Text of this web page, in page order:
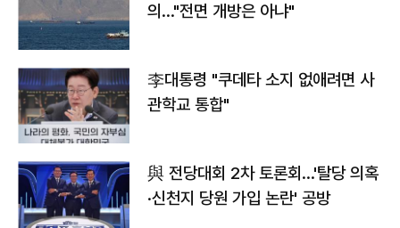
의…"전면 개방은 아냐"
李대통령 "쿠데타 소지 없애려면 사
관학교 통합"
與 전당대회 2차 토론회…'탈당 의혹
·신천지 당원 가입 논란' 공방